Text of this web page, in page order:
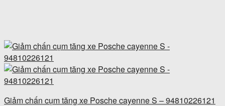
Giảm chấn cụm tăng xe Posche cayenne S – 94810226121